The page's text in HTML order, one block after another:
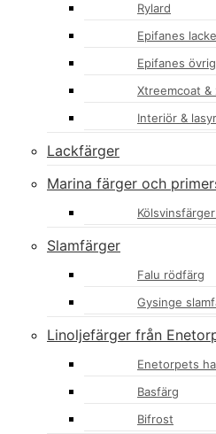
Rylard
Epifanes
Epifanes
Xtreemcoat &
Interiör &
Lackfärger
Marina färger och
Slamfärger
Falu rödfärg
Gysinge
Linoljefärger från
Enetorpets
Basfärg
Bifrost